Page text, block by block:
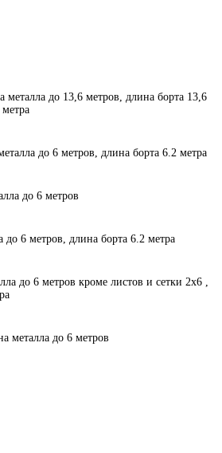
до 13,6 метров, длина борта 13,6
до 6 метров, длина борта 6.2 метра
до 6 метров
до 6 метров, длина борта 6.2 метра
до 6 метров кроме листов и сетки 2х6 ,
металла до 6 метров